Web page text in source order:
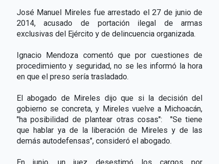
José Manuel Mireles fue arrestado el 27 de junio de
2014, acusado de portación ilegal de armas
exclusivas del Ejército y de delincuencia organizada.
Ignacio Mendoza comentó que por cuestiones de
procedimiento y seguridad, no se les informó la hora
en que el preso sería trasladado.
El abogado de Mireles dijo que si la decisión del
gobierno se concreta, y Mireles vuelve a Michoacán,
"ha posibilidad de plantear otras cosas": "Se tiene
que hablar ya de la liberación de Mireles y de las
demás autodefensas", consideró el abogado.
En junio, un juez desestimó los cargos por